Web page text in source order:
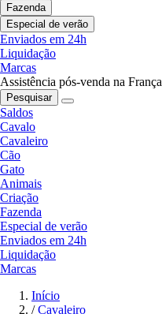
Fazenda
Especial de verão
Enviados em 24h
Liquidação
Marcas
Assistência pós-venda na França
Pesquisar
Saldos
Cavalo
Cavaleiro
Cão
Gato
Animais
Criação
Fazenda
Especial de verão
Enviados em 24h
Liquidação
Marcas
Início
/ Cavaleiro